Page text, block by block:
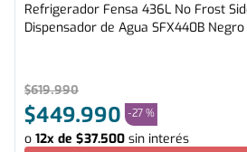
Refrigerador Fensa 436L No Frost
Dispensador de Agua SFX440B Negro
$619.990
$449.990 -27 %
o 12x de $37.500 sin interés